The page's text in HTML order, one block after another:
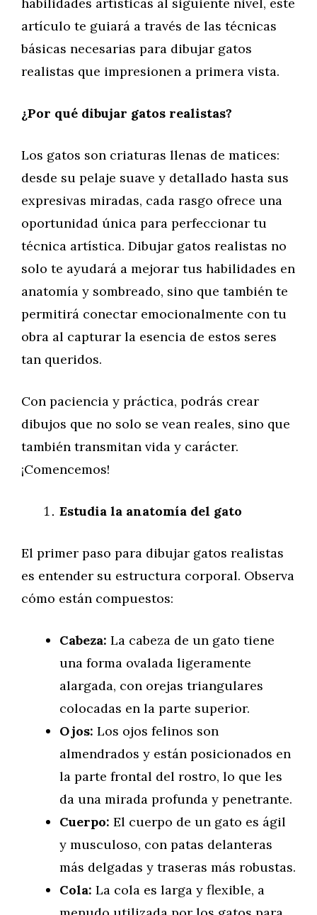
artículo te guiará a través de las técnicas
básicas necesarias para dibujar gatos
realistas que impresionen a primera vista.
¿Por qué dibujar gatos realistas?
Los gatos son criaturas llenas de matices:
desde su pelaje suave y detallado hasta sus
expresivas miradas, cada rasgo ofrece una
oportunidad única para perfeccionar tu
técnica artística. Dibujar gatos realistas no
solo te ayudará a mejorar tus habilidades en
anatomía y sombreado, sino que también te
permitirá conectar emocionalmente con tu
obra al capturar la esencia de estos seres
tan queridos.
Con paciencia y práctica, podrás crear
dibujos que no solo se vean reales, sino que
también transmitan vida y carácter.
¡Comencemos!
Estudia la anatomía del gato
El primer paso para dibujar gatos realistas
es entender su estructura corporal. Observa
cómo están compuestos:
Cabeza: La cabeza de un gato tiene
una forma ovalada ligeramente
alargada, con orejas triangulares
colocadas en la parte superior.
Ojos: Los ojos felinos son
almendrados y están posicionados en
la parte frontal del rostro, lo que les
da una mirada profunda y penetrante.
Cuerpo: El cuerpo de un gato es ágil
y musculoso, con patas delanteras
más delgadas y traseras más robustas.
Cola: La cola es larga y flexible, a